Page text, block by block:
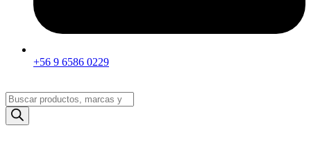
+56 9 6586 0229
Búsqueda
de
productos